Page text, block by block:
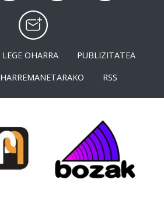
LEGE OHARRA
PUBLIZITATEA
HARREMANETARAKO RSS